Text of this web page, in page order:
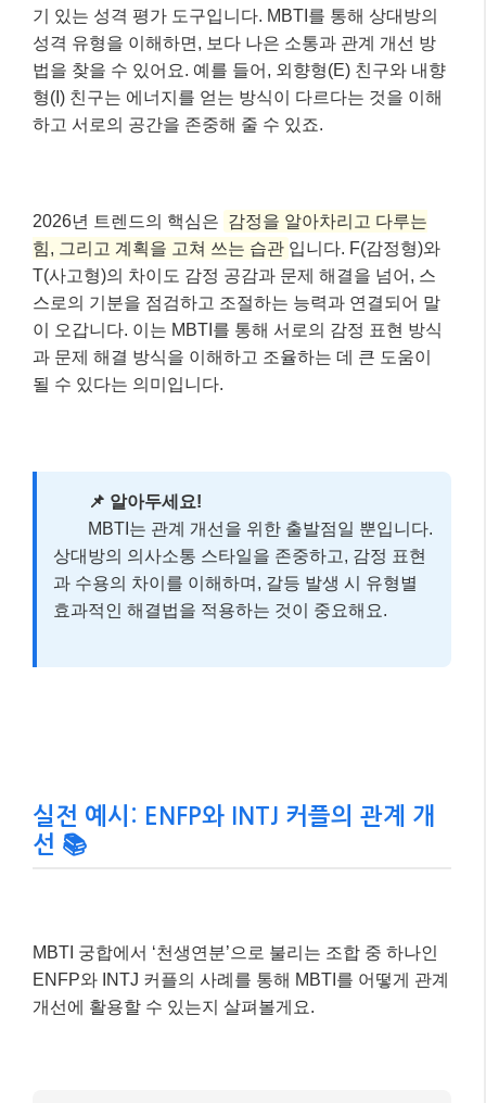
기 있는 성격 평가 도구입니다. MBTI를 통해 상대방의
성격 유형을 이해하면, 보다 나은 소통과 관계 개선 방
법을 찾을 수 있어요. 예를 들어, 외향형(E) 친구와 내향
형(I) 친구는 에너지를 얻는 방식이 다르다는 것을 이해
하고 서로의 공간을 존중해 줄 수 있죠.
2026년 트렌드의 핵심은 감정을 알아차리고 다루는
힘, 그리고 계획을 고쳐 쓰는 습관 입니다. F(감정형)와
T(사고형)의 차이도 감정 공감과 문제 해결을 넘어, 스
스로의 기분을 점검하고 조절하는 능력과 연결되어 말
이 오갑니다. 이는 MBTI를 통해 서로의 감정 표현 방식
과 문제 해결 방식을 이해하고 조율하는 데 큰 도움이
될 수 있다는 의미입니다.
📌 알아두세요!
MBTI는 관계 개선을 위한 출발점일 뿐입니다.
상대방의 의사소통 스타일을 존중하고, 감정 표현
과 수용의 차이를 이해하며, 갈등 발생 시 유형별
효과적인 해결법을 적용하는 것이 중요해요.
실전 예시: ENFP와 INTJ 커플의 관계 개
선 📚
MBTI 궁합에서 ‘천생연분’으로 불리는 조합 중 하나인
ENFP와 INTJ 커플의 사례를 통해 MBTI를 어떻게 관계
개선에 활용할 수 있는지 살펴볼게요.